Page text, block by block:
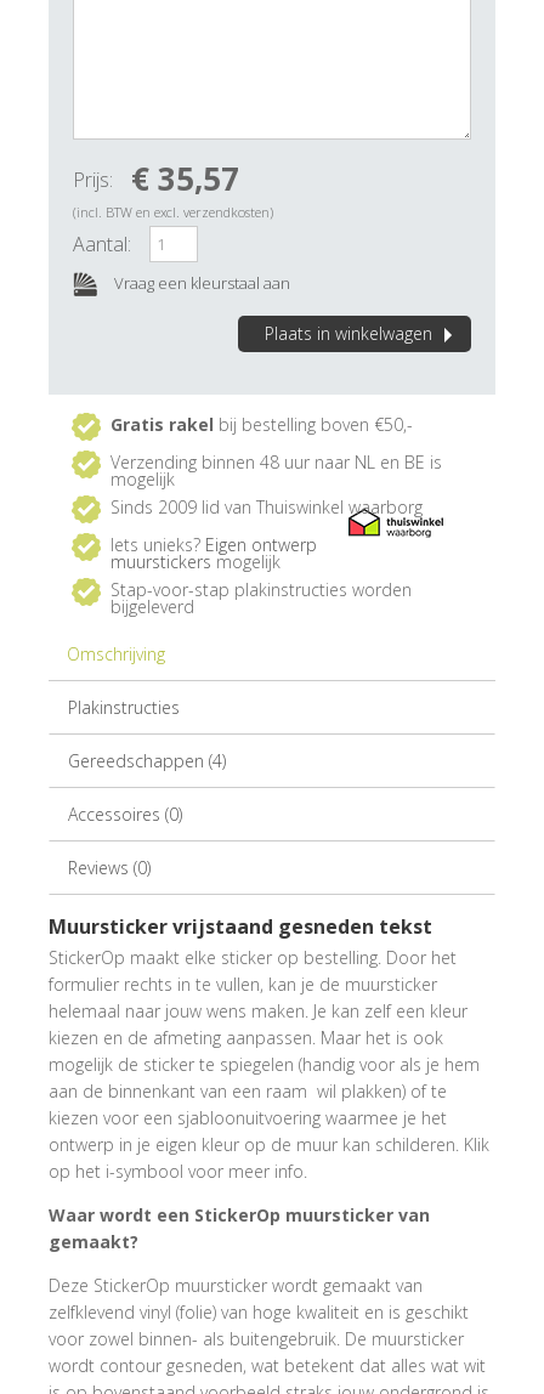
Plaats in winkelwagen
Prijs: € 35,57
(incl. BTW en excl. verzendkosten)
Aantal:
Vraag een kleurstaal aan
Gratis rakel bij bestelling boven €50,-
Verzending binnen 48 uur naar NL en BE is
mogelijk
Sinds 2009 lid van Thuiswinkel waarborg
Iets unieks? Eigen ontwerp
muurstickers mogelijk
Stap-voor-stap plakinstructies worden
bijgeleverd
Omschrijving
Plakinstructies
Gereedschappen (4)
Accessoires (0)
Reviews (0)
Muursticker vrijstaand gesneden tekst
StickerOp maakt elke sticker op bestelling. Door het
formulier rechts in te vullen, kan je de muursticker
helemaal naar jouw wens maken. Je kan zelf een kleur
kiezen en de afmeting aanpassen. Maar het is ook
mogelijk de sticker te spiegelen (handig voor als je hem
aan de binnenkant van een raam wil plakken) of te
kiezen voor een sjabloonuitvoering waarmee je het
ontwerp in je eigen kleur op de muur kan schilderen. Klik
op het i-symbool voor meer info.
Waar wordt een StickerOp muursticker van
gemaakt?
Deze StickerOp muursticker wordt gemaakt van
zelfklevend vinyl (folie) van hoge kwaliteit en is geschikt
voor zowel binnen- als buitengebruik. De muursticker
wordt contour gesneden, wat betekent dat alles wat wit